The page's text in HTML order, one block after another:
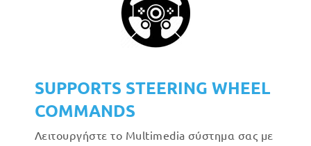
SUPPORTS STEERING WHEEL
COMMANDS
Λειτουργήστε το Multimedia σύστημα σας με